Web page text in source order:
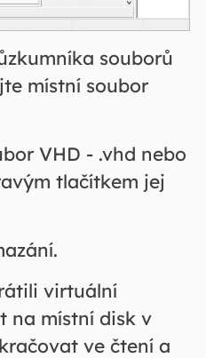
souborů
místní soubor
VHD - .vhd nebo
tlačítkem jej
virtuální
na místní disk v
ve čtení a